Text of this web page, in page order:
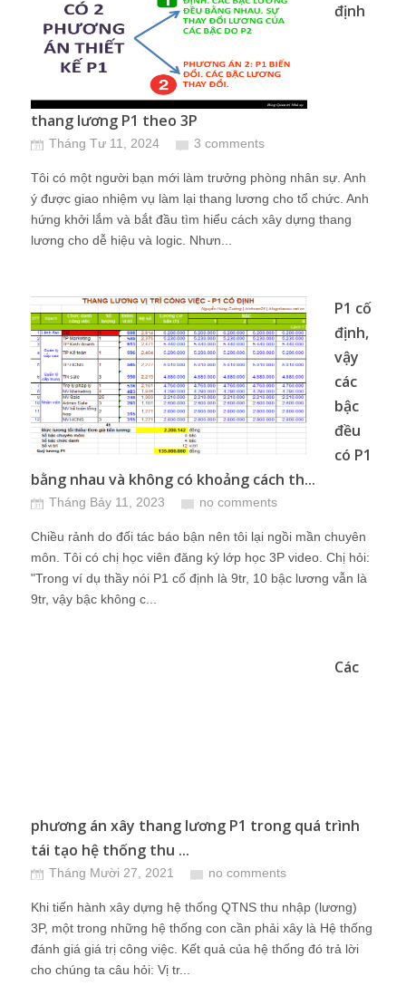
định
thang lương P1 theo 3P
Tháng Tư 11, 2024 3 comments
Tôi có một người bạn mới làm trưởng phòng nhân sự. Anh
ý được giao nhiệm vụ làm lại thang lương cho tổ chức. Anh
hứng khởi lắm và bắt đầu tìm hiểu cách xây dựng thang
lương cho dễ hiệu và logic. Nhưn...
P1 cố
định,
vậy
các
bậc
đều
có P1
bằng nhau và không có khoảng cách th...
Tháng Bảy 11, 2023 no comments
Chiều rảnh do đối tác báo bận nên tôi lại ngồi mần chuyên
môn. Tôi có chị học viên đăng ký lớp học 3P video. Chị hỏi:
"Trong ví dụ thầy nói P1 cố định là 9tr, 10 bậc lương vẫn là
9tr, vậy bậc không c...
Các
phương án xây thang lương P1 trong quá trình
tái tạo hệ thống thu ...
Tháng Mười 27, 2021 no comments
Khi tiến hành xây dựng hệ thống QTNS thu nhập (lương)
3P, một trong những hệ thống con cần phải xây là Hệ thống
đánh giá giá trị công việc. Kết quả của hệ thống đó trả lời
cho chúng ta câu hỏi: Vị tr...